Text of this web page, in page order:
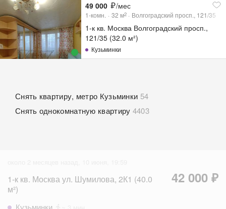
49 000 /мес
1-комн. 32 м2 Волгоградский просп., 121/35
1-к кв. Москва Волгоградский просп.,
121/35 (32.0 м²)
Кузьминки
Снять квартиру, метро Кузьминки 54
Снять однокомнатную квартиру 4403
1-к кв. Москва ул. Шумилова, 2К1 (40.0
м²)
42 000 ₽
Кузьминки